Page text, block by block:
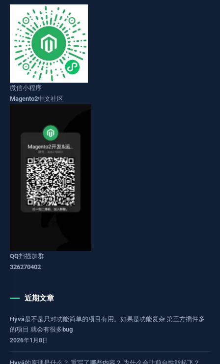
微信小程序
Magento2中文社区
QQ扫描加群
326270402
近期文章
Hyvä是不是只对功能简单的项目有用。如果是功能复杂 第三方插件多
的项目 就会有很多bug
2026年1月8日